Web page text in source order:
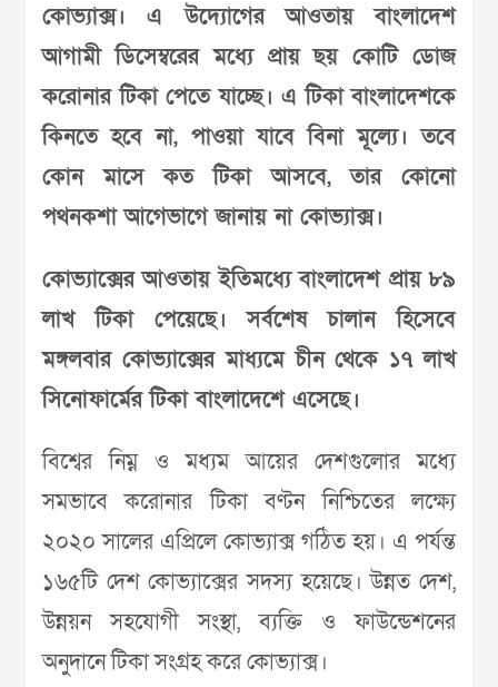
কোভ্যাক্স। এ উদ্যোগের আওতায় বাংলাদেশ
আগামী ডিসেম্বরের মধ্যে প্রায় ছয় কোটি ডোজ
করোনার টিকা পেতে যাচ্ছে। এ টিকা বাংলাদেশকে
কিনতে হবে না, পাওয়া যাবে বিনা মূল্যে। তবে
কোন মাসে কত টিকা আসবে, তার কোনো
পথনকশা আগেভাগে জানায় না কোভ্যাক্স।
কোভ্যাক্সের আওতায় ইতিমধ্যে বাংলাদেশ প্রায় ৮৯
লাখ টিকা পেয়েছে। সর্বশেষ চালান হিসেবে
মঙ্গলবার কোভ্যাক্সের মাধ্যমে চীন থেকে ১৭ লাখ
সিনোফার্মের টিকা বাংলাদেশে এসেছে।
বিশ্বের নিম্ন ও মধ্যম আয়ের দেশগুলোর মধ্যে
সমভাবে করোনার টিকা বণ্টন নিশ্চিতের লক্ষ্যে
২০২০ সালের এপ্রিলে কোভ্যাক্স গঠিত হয়। এ পর্যন্ত
১৬৫টি দেশ কোভ্যাক্সের সদস্য হয়েছে। উন্নত দেশ,
উন্নয়ন সহযোগী সংস্থা, ব্যক্তি ও ফাউন্ডেশনের
অনুদানে টিকা সংগ্রহ করে কোভ্যাক্স।